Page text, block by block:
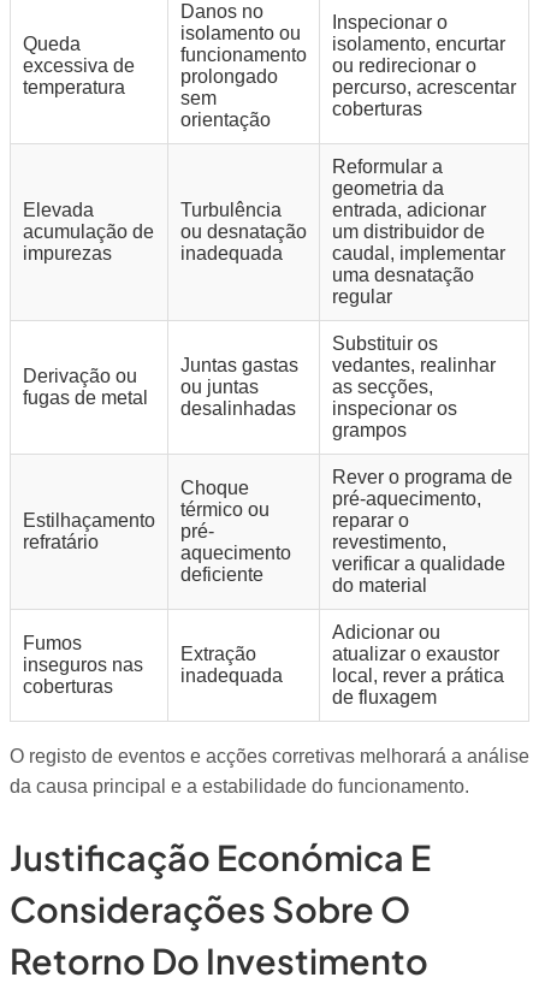
Queda
excessiva de
temperatura
Danos no
isolamento ou
funcionamento
prolongado
sem
orientação
Inspecionar o
isolamento, encurtar
ou redirecionar o
percurso, acrescentar
coberturas
Elevada
acumulação de
impurezas
Turbulência
ou desnatação
inadequada
Reformular a
geometria da
entrada, adicionar
um distribuidor de
caudal, implementar
uma desnatação
regular
Derivação ou
fugas de metal
Juntas gastas
ou juntas
desalinhadas
Substituir os
vedantes, realinhar
as secções,
inspecionar os
grampos
Estilhaçamento
refratário
Choque
térmico ou
pré-
aquecimento
deficiente
Rever o programa de
pré-aquecimento,
reparar o
revestimento,
verificar a qualidade
do material
Fumos
inseguros nas
coberturas
Extração
inadequada
Adicionar ou
atualizar o exaustor
local, rever a prática
de fluxagem
O registo de eventos e acções corretivas melhorará a análise
da causa principal e a estabilidade do funcionamento.
Justificação Económica E
Considerações Sobre O
Retorno Do Investimento